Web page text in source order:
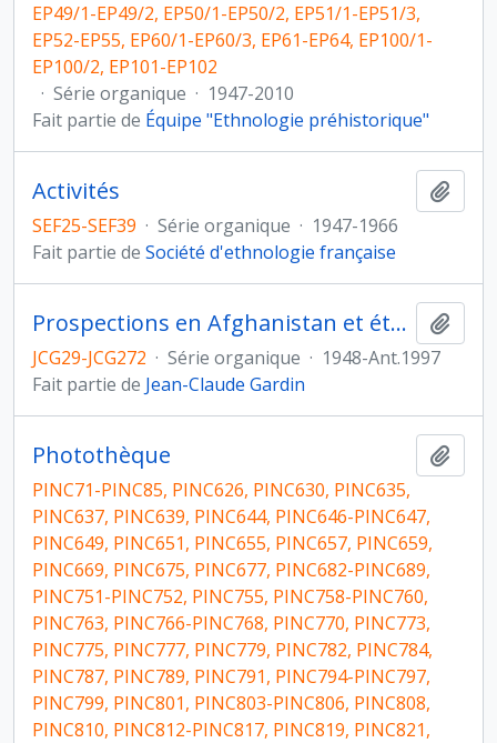
EP49/1-EP49/2, EP50/1-EP50/2, EP51/1-EP51/3,
EP52-EP55, EP60/1-EP60/3, EP61-EP64, EP100/1-
EP100/2, EP101-EP102
· Série organique · 1947-2010
Fait partie de Équipe "Ethnologie préhistorique"
Activités
SEF25-SEF39 · Série organique · 1947-1966
Fait partie de Société d'ethnologie française
Prospections en Afghanistan et étude de la céramique
JCG29-JCG272 · Série organique · 1948-Ant.1997
Fait partie de Jean-Claude Gardin
Photothèque
PINC71-PINC85, PINC626, PINC630, PINC635,
PINC637, PINC639, PINC644, PINC646-PINC647,
PINC649, PINC651, PINC655, PINC657, PINC659,
PINC669, PINC675, PINC677, PINC682-PINC689,
PINC751-PINC752, PINC755, PINC758-PINC760,
PINC763, PINC766-PINC768, PINC770, PINC773,
PINC775, PINC777, PINC779, PINC782, PINC784,
PINC787, PINC789, PINC791, PINC794-PINC797,
PINC799, PINC801, PINC803-PINC806, PINC808,
PINC810, PINC812-PINC817, PINC819, PINC821,